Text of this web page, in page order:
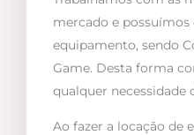
mercado e possuímos
equipamento, sendo
Game. Desta forma
qualquer necessidade
Ao fazer a locação de